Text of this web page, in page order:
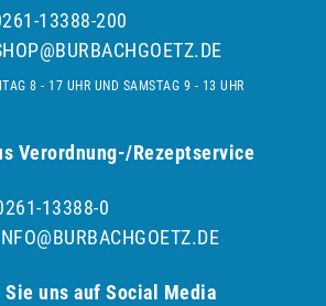
13388-200
8 - 17 UHR UND SAMSTAG 9 - 13 UHR
Verordnung-/Rezeptservice
13388-0
Sie uns auf Social Media